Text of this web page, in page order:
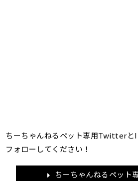
ちーちゃんねるペット専用Twitter
フォローしてください！
ちーちゃんねるペッ